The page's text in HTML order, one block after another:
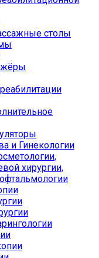
столы
и Гинекологии
хирургии,